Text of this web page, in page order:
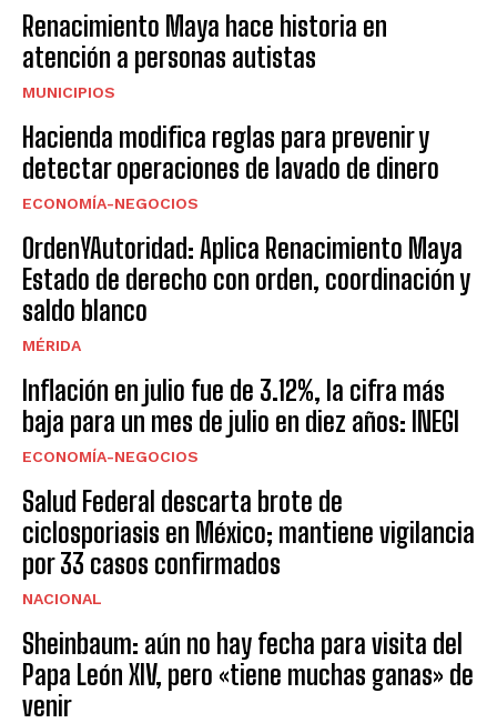
Renacimiento Maya hace historia en
atención a personas autistas
MUNICIPIOS
Hacienda modifica reglas para prevenir y
detectar operaciones de lavado de dinero
ECONOMÍA-NEGOCIOS
OrdenYAutoridad: Aplica Renacimiento Maya
Estado de derecho con orden, coordinación y
saldo blanco
MÉRIDA
Inflación en julio fue de 3.12%, la cifra más
baja para un mes de julio en diez años: INEGI
ECONOMÍA-NEGOCIOS
Salud Federal descarta brote de
ciclosporiasis en México; mantiene vigilancia
por 33 casos confirmados
NACIONAL
Sheinbaum: aún no hay fecha para visita del
Papa León XIV, pero «tiene muchas ganas» de
venir